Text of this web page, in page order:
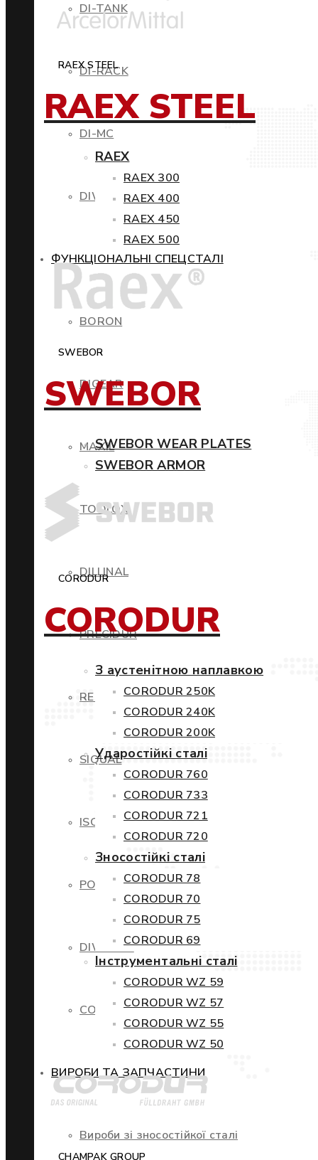
DI-TANK
DI-RACK
DI-MC
DIWIND
ФУНКЦІОНАЛЬНІ СПЕЦСТАЛІ
BORON
DIGEAR
MAXIL
TOOLOX
DILLINAL
PRECIDUR
RESTIL
SIQUAL
ISOVAC
POWERCORE
DIWETEN
COR-TEN
ВИРОБИ ТА ЗАПЧАСТИНИ
Вироби зі зносостійкої сталі
RAEX STEEL
RAEX STEEL
RAEX
RAEX 300
RAEX 400
RAEX 450
RAEX 500
SWEBOR
SWEBOR
SWEBOR WEAR PLATES
SWEBOR ARMOR
CORODUR
CORODUR
З аустенітною наплавкою
CORODUR 250K
CORODUR 240K
CORODUR 200K
Ударостійкі сталі
CORODUR 760
CORODUR 733
CORODUR 721
CORODUR 720
Зносостійкі сталі
CORODUR 78
CORODUR 70
CORODUR 75
CORODUR 69
Інструментальні сталі
CORODUR WZ 59
CORODUR WZ 57
CORODUR WZ 55
CORODUR WZ 50
CHAMPAK GROUP